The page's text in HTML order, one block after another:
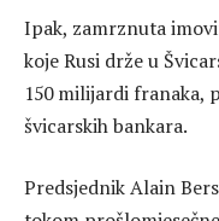
Ipak, zamrznuta
koje Rusi drže u
150 milijardi franaka,
švicarskih bankara.
Predsjednik Alain